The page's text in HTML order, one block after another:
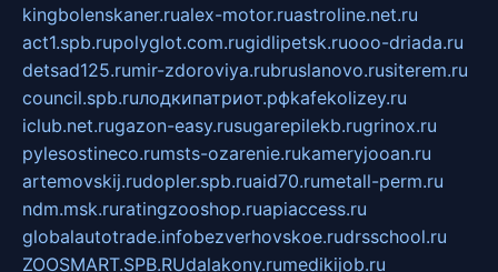
kingbolenskaner.rualex-motor.ruastroline.net.ru
act1.spb.rupolyglot.com.rugidlipetsk.ruooo-driada.ru
detsad125.rumir-zdoroviya.rubruslanovo.rusiterem.ru
council.spb.ruлодкипатриот.рфkafekolizey.ru
iclub.net.rugazon-easy.rusugarepilekb.rugrinox.ru
pylesostineco.rumsts-ozarenie.rukameryjooan.ru
artemovskij.rudopler.spb.ruaid70.rumetall-perm.ru
ndm.msk.ruratingzooshop.ruapiaccess.ru
globalautotrade.infobezverhovskoe.rudrsschool.ru
ZOOSMART.SPB.RUdalakony.rumedikijob.ru